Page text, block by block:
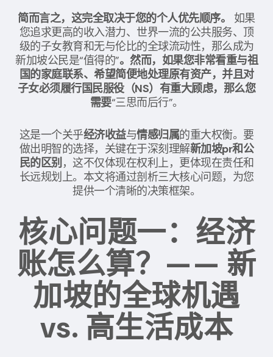
简而言之，这完全取决于您的个人优先顺序。
如果
您追求更高的收入潜力、世界一流的公共服务、顶
级的子女教育和无与伦比的全球流动性，那么成为
新加坡公民是“值得的”。然而，如果您非常看重与祖
国的家庭联系、希望简便地处理原有资产，并且对
子女必须履行国民服役（NS）有重大顾虑，那么您
需要“三思而后行”。
这是一个关乎经济收益与情感归属的重大权衡。要
做出明智的选择，关键在于深刻理解新加坡pr和公
民的区别 ，这不仅体现在权利上，更体现在责任和
长远规划上。本文将通过剖析三大核心问题，为您
提供一个清晰的决策框架。
核心问题一：经济
账怎么算？—— 新
加坡的全球机遇
vs. 高生活成本